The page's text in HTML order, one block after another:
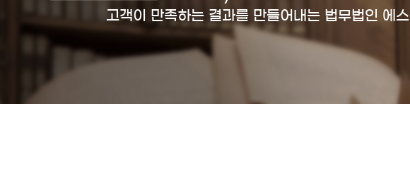
고객이 만족하는 결과를 만들어내는 법무법인 에스